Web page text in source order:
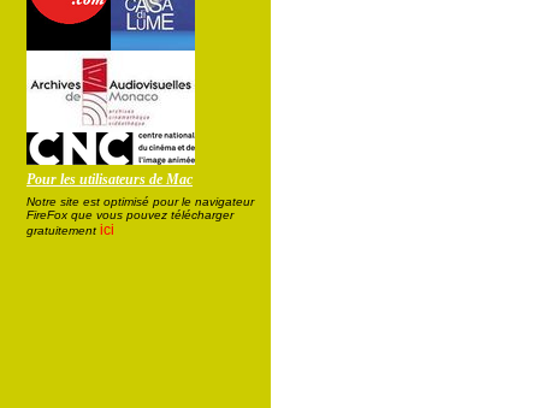
Pour les utilisateurs de Mac
Notre site est optimisé pour le navigateur
FireFox que vous pouvez télécharger
gratuitement ici